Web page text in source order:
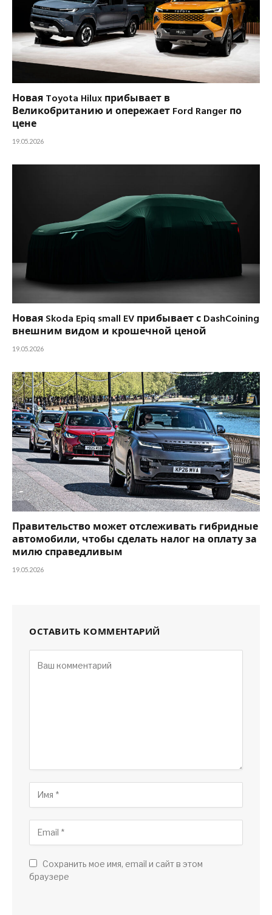
Новая Toyota Hilux прибывает в
Великобританию и опережает Ford Ranger по
цене
19.05.2026
Новая Skoda Epiq small EV прибывает с DashCoining
внешним видом и крошечной ценой
19.05.2026
Правительство может отслеживать гибридные
автомобили, чтобы сделать налог на оплату за
милю справедливым
19.05.2026
ОСТАВИТЬ КОММЕНТАРИЙ
Сохранить мое имя, email и сайт в этом
браузере